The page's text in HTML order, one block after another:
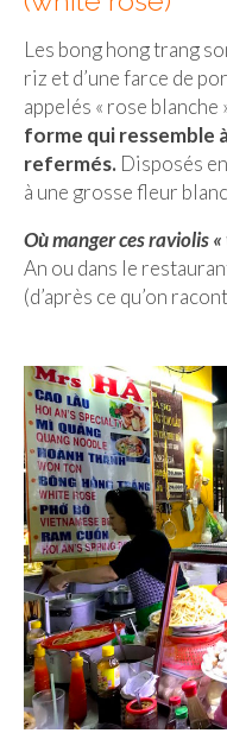
Les bong hong trang
riz et d’une farce de
appelés « rose blanche
forme qui ressemble
refermés. Disposés
à une grosse fleur
Où manger ces raviolis
An ou dans le
(d’après ce qu’on